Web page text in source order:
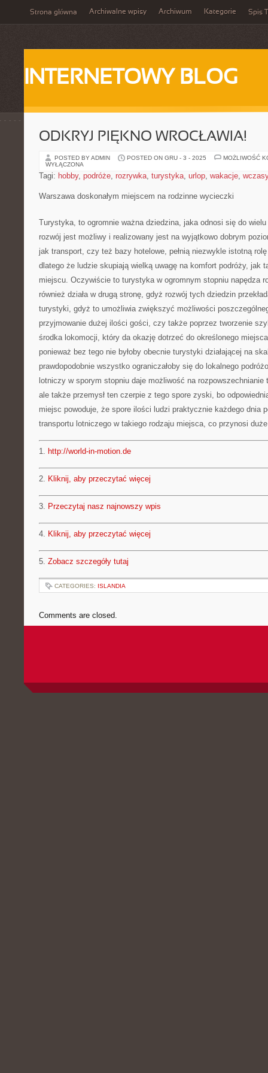
Strona główna Archiwalne wpisy Archiwum Kategorie Spis
INTERNETOWY BLOG
ODKRYJ PIĘKNO WROCŁAWIA!
POSTED BY ADMIN POSTED ON GRU - 3 - 2025
MOŻLIWOŚĆ
WYŁĄCZONA
Tagi: hobby, podróże, rozrywka, turystyka, urlop, wakacje,
Warszawa doskonałym miejscem na rodzinne wycieczki
Turystyka, to ogromnie ważna dziedzina, jaka odnosi się do
rozwój jest możliwy i realizowany jest na wyjątkowo dobrym
jak transport, czy też bazy hotelowe, pełnią niezwykle istotną
dlatego że ludzie skupiają wielką uwagę na komfort podróży, jak
miejscu. Oczywiście to turystyka w ogromnym stopniu napędza
również działa w drugą stronę, gdyż rozwój tych dziedzin
turystyki, gdyż to umożliwia zwiększyć możliwości
przyjmowanie dużej ilości gości, czy także poprzez tworzenie
środka lokomocji, który da okazję dotrzeć do określonego
ponieważ bez tego nie byłoby obecnie turystyki działającej na
prawdopodobnie wszystko ograniczałoby się do lokalnego
lotniczy w sporym stopniu daje możliwość na
ale także przemysł ten czerpie z tego spore zyski, bo
miejsc powoduje, że spore ilości ludzi praktycznie każdego dnia
transportu lotniczego w takiego rodzaju miejsca, co przynosi
1. http://world-in-motion.de
2. Kliknij, aby przeczytać więcej
3. Przeczytaj nasz najnowszy wpis
4. Kliknij, aby przeczytać więcej
5. Zobacz szczegóły tutaj
CATEGORIES: ISLANDIA
Comments are closed.